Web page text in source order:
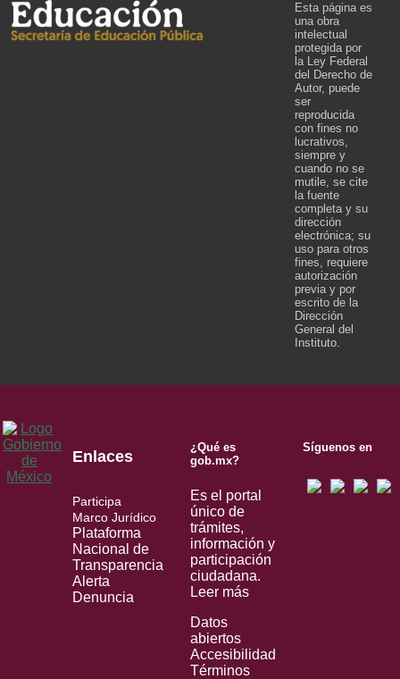
Esta página es
una obra
intelectual
protegida por
la Ley Federal
del Derecho de
Autor, puede
ser
reproducida
con fines no
lucrativos,
siempre y
cuando no se
mutile, se cite
la fuente
completa y su
dirección
electrónica; su
uso para otros
fines, requiere
autorización
previa y por
escrito de la
Dirección
General del
Instituto.
Enlaces
Participa
Marco Jurídico
Plataforma
Nacional de
Transparencia
Alerta
Denuncia
¿Qué es
gob.mx?
Es el portal
único de
trámites,
información y
participación
ciudadana.
Leer más
Datos
abiertos
Accesibilidad
Términos
Síguenos en